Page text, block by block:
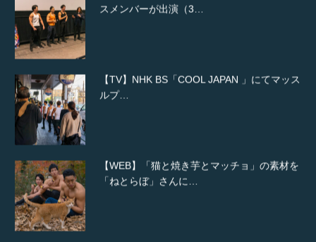
スメンバーが出演（3…
【TV】NHK BS「COOL JAPAN 」にてマッス
ルプ…
【WEB】「猫と焼き芋とマッチョ」の素材を
「ねとらぼ」さんに…